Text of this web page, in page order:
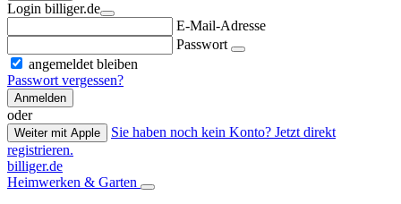
Login billiger.de
E-Mail-Adresse
Passwort
angemeldet bleiben
Passwort vergessen?
Anmelden
oder
Weiter mit Apple
Sie haben noch kein Konto? Jetzt direkt
registrieren.
billiger.de
Heimwerken & Garten